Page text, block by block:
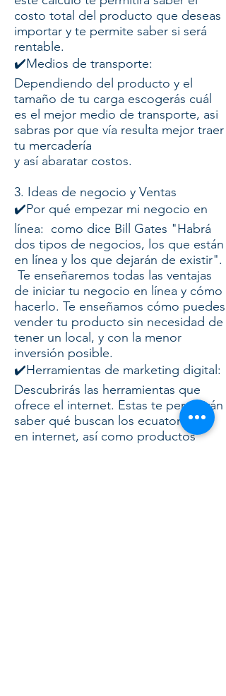
costo total del producto que deseas
importar y te permite saber si será
rentable.
✔️Medios de transporte:
Dependiendo del producto y el
tamaño de tu carga escogerás cuál
es el mejor medio de transporte, asi
sabras por que vía resulta mejor traer
tu mercadería
y así abaratar costos.
3. Ideas de negocio y Ventas
✔️Por qué empezar mi negocio en
línea: como dice Bill Gates "Habrá
dos tipos de negocios, los que están
en línea y los que dejarán de existir".
Te enseñaremos todas las ventajas
de iniciar tu negocio en línea y cómo
hacerlo. Te enseñamos cómo puedes
vender tu producto sin necesidad de
tener un local, y con la menor
inversión posible.
✔️Herramientas de marketing digital:
Descubrirás las herramientas que
ofrece el internet. Estas te permitirán
saber qué buscan los ecuatorianos
en internet, así como productos